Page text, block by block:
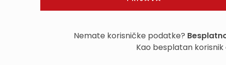
Nemate korisničke podatke?
Kao besplatan